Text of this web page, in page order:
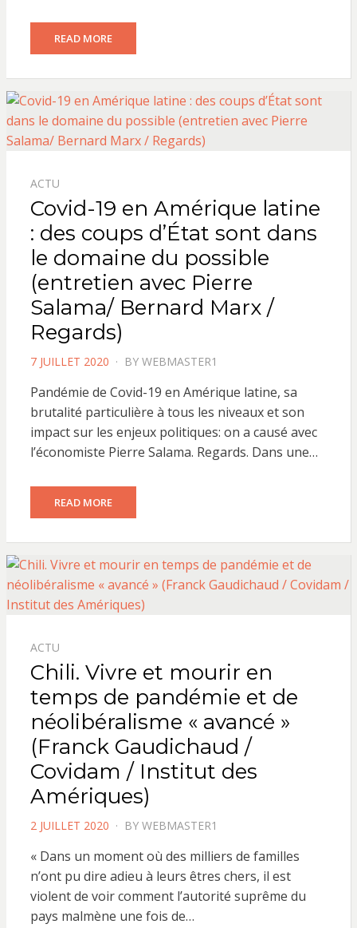
READ MORE
ACTU
Covid-19 en Amérique latine
: des coups d’État sont dans
le domaine du possible
(entretien avec Pierre
Salama/ Bernard Marx /
Regards)
POSTED
7 JUILLET 2020 BY WEBMASTER1
Pandémie de Covid-19 en Amérique latine, sa
brutalité particulière à tous les niveaux et son
impact sur les enjeux politiques: on a causé avec
l’économiste Pierre Salama. Regards. Dans une…
READ MORE
ACTU
Chili. Vivre et mourir en
temps de pandémie et de
néolibéralisme « avancé »
(Franck Gaudichaud /
Covidam / Institut des
Amériques)
POSTED
2 JUILLET 2020 BY WEBMASTER1
« Dans un moment où des milliers de familles
n’ont pu dire adieu à leurs êtres chers, il est
violent de voir comment l’autorité suprême du
pays malmène une fois de…